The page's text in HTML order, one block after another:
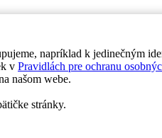
napríklad k jedinečným
v Pravidlách pre ochranu
našom webe.
stránky.